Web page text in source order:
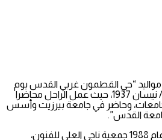
مواليد “حي القطمون غربي القدس يوم
الحادي والعشرين من أبريل/ نيسان 1937، حيث عمل الراحل محاضرا
وحاضر في جامعة بيرزيت وأسس
وذكر البيان أن دباح “شكل عام 1988 جمعية ناجي العلي للفنون،